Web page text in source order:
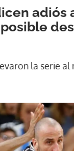
adiós
la serie al